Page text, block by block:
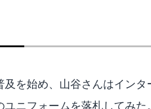
を始め、山谷さんはイン
ニフォームを落札してみた